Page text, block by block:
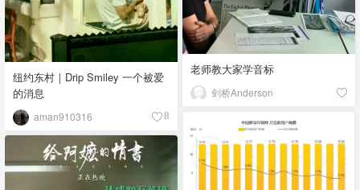
纽约东村｜Drip Smiley 一个被爱
的消息
aman910316 8
老师教大家学音标
剑桥Anderson